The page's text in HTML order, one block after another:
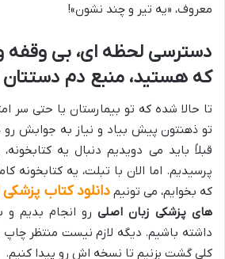
معروف، «یه تیر و چند نشون»!
دسترسی لحظه ای، بی وقفه
که هستید، منبع دم
تا حالا شده که تو بیمارستان یا حتی سر
تو ذهنتون پیش بیاد و نیاز به جوابش
قبلاً باید می دویدیم دنبال یه
پرسیدیم. اما الان با تبلت، یه کتابخونه
که بخوایم، می تونیمدانلود کتاب
های پزشکی زبان اصلی رو انجام بدیم
داشته باشیم. دیگه لازم نیست منتظر
کلی گشت بزنیم تا نسخه اش رو پیدا کنیم.